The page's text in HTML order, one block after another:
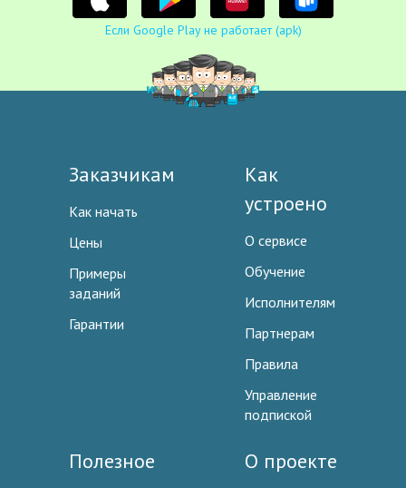
Если Google Play не работает (apk)
Заказчикам
Как начать
Цены
Примеры
заданий
Гарантии
Как
устроено
О сервисе
Обучение
Исполнителям
Партнерам
Правила
Управление
подпиской
Полезное О проекте